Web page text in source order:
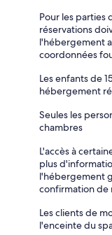
Pour les parties
réservations
l'hébergement
coordonnées
Les enfants de
hébergement
Seules les
chambres
L'accès à
plus
l'hébergement
confirmation de
Les clients de
l'enceinte du